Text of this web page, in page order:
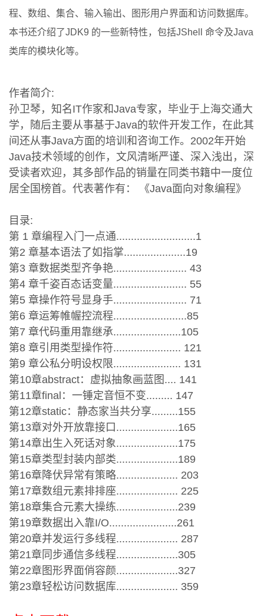
程、数组、集合、输入输出、图形用户界面和访问数据库。
本书还介绍了JDK9 的一些新特性，包括JShell 命令及Java
类库的模块化等。
作者简介:
孙卫琴，知名IT作家和Java专家，毕业于上海交通大
学，随后主要从事基于Java的软件开发工作，在此其
间还从事Java方面的培训和咨询工作。2002年开始
Java技术领域的创作，文风清晰严谨、深入浅出，深
受读者欢迎，其多部作品的销量在同类书籍中一度位
居全国榜首。代表著作有： 《Java面向对象编程》
目录:
第 1 章编程入门一点通...........................1
第2 章基本语法了如指掌.....................19
第3 章数据类型齐争艳......................... 43
第4 章千姿百态话变量......................... 55
第5 章操作符号显身手......................... 71
第6 章运筹帷幄控流程.........................85
第7 章代码重用靠继承.......................105
第8 章引用类型操作符....................... 121
第9 章公私分明设权限....................... 131
第10章abstract：虚拟抽象画蓝图.... 141
第11章final：一锤定音恒不变......... 147
第12章static：静态家当共分享.........155
第13章对外开放靠接口.....................165
第14章出生入死话对象.....................175
第15章类型封装内部类.....................189
第16章降伏异常有策略..................... 203
第17章数组元素排排座..................... 225
第18章集合元素大操练.....................239
第19章数据出入靠I/O.......................261
第20章并发运行多线程..................... 287
第21章同步通信多线程.....................305
第22章图形界面俏容颜.....................327
第23章轻松访问数据库..................... 359